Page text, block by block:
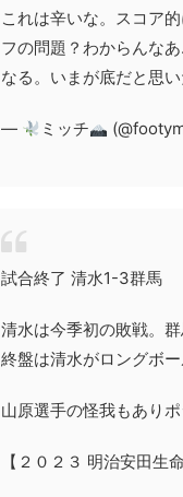
これは辛いな。スコア
フの問題？わからんな
なる。いまが底だと思い
— ミッチ
試合終了 清水1-3群馬
清水は今季初の敗戦。群
終盤は清水がロングボ
山原選手の怪我もあり
【２０２３ 明治安田